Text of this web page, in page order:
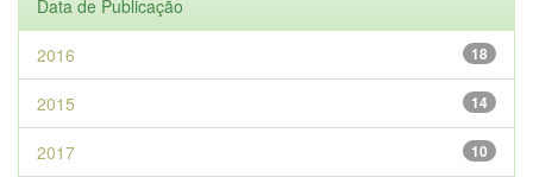
Data de Publicação
18
2016
14
2015
10
2017